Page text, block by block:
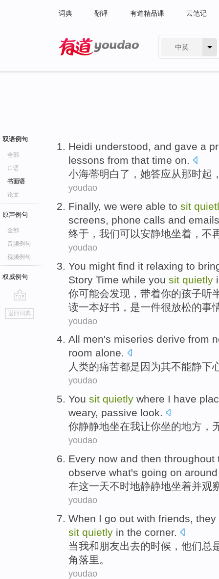
词典 翻译 有道精品课 云笔记
中英
双语例句
全部
口语
书面语
论文
原声例句
全部
音频例句
视频例句
权威例句
go
top
返回词典
Heidi understood, and gave a
lessons from that time on.
小海蒂明白了 ， 她答应从那时起
youdao
Finally, we were able to sit
screens, phone calls and emails
终于 ， 我们可以安静地坐着 ， 不
youdao
You might find it relaxing to
Story Time while you sit quietly
你可能会发现，带着你的孩子听
读一本好书，是一件很放松的事
youdao
All men's miseries derive from
room alone.
人类的痛苦都是因为其不能静下
youdao
You sit quietly where I have
weary, passive look.
你静静地坐在我让你坐的地方 ，
youdao
Every now and then throughout
observe what's going on around
在这一天不时地静静地坐着并观
youdao
When I go out with friends, they
sit quietly in the corner.
当我和 朋友出去的时候， 他们总
角落里。
youdao